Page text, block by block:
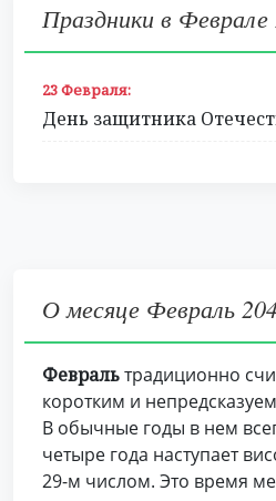
Праздники в Феврале
23 Февраля:
День защитника
О месяце Февраль
Февральтрадиционно
коротким и
В обычные годы в нем
четыре года наступает
29-м числом. Это время